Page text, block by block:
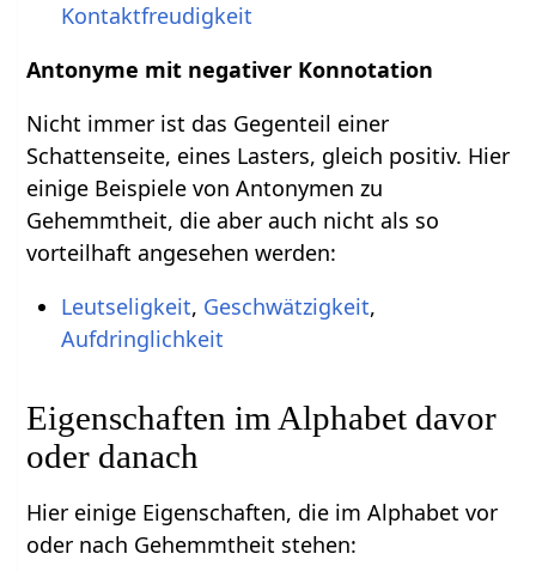
Kontaktfreudigkeit
Antonyme mit negativer Konnotation
Nicht immer ist das Gegenteil einer
Schattenseite, eines Lasters, gleich positiv. Hier
einige Beispiele von Antonymen zu
Gehemmtheit, die aber auch nicht als so
vorteilhaft angesehen werden:
Leutseligkeit, Geschwätzigkeit,
Aufdringlichkeit
Eigenschaften im Alphabet davor
oder danach
Hier einige Eigenschaften, die im Alphabet vor
oder nach Gehemmtheit stehen: